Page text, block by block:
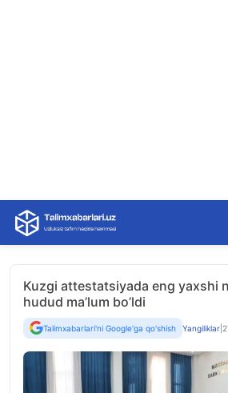
Skip
content
Kuzgi attestatsiyada eng yaxshi
hudud ma’lum bo’ldi
Talimxabarlari'ni Google'ga qo'shish Yangiliklar